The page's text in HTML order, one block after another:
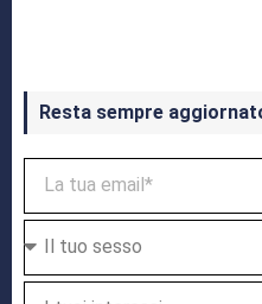
Resta sempre